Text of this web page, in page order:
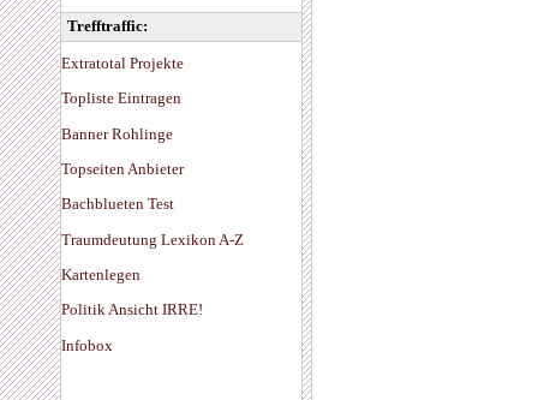
Trefftraffic:
Extratotal Projekte
Topliste Eintragen
Banner Rohlinge
Topseiten Anbieter
Bachblueten Test
Traumdeutung Lexikon A-Z
Kartenlegen
Politik Ansicht IRRE!
Infobox